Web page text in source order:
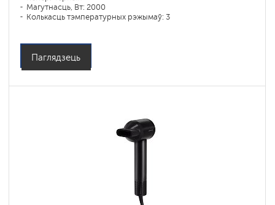
Магутнасць, Вт: 2000
Колькасць тэмпературных рэжымаў: 3
Паглядзець